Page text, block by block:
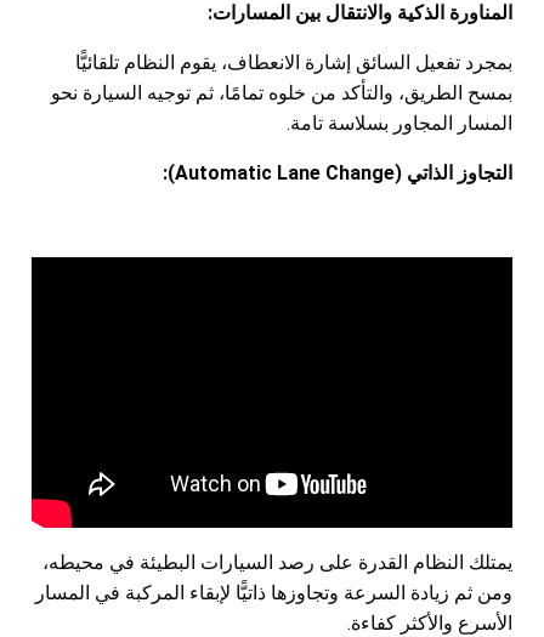
المناورة الذكية والانتقال بين المسارات:
بمجرد تفعيل السائق إشارة الانعطاف، يقوم النظام تلقائيًّا
بمسح الطريق، والتأكد من خلوه تمامًا، ثم توجيه السيارة نحو
المسار المجاور بسلاسة تامة.
التجاوز الذاتي (Automatic Lane Change):
يمتلك النظام القدرة على رصد السيارات البطيئة في محيطه،
ومن ثم زيادة السرعة وتجاوزها ذاتيًّا لإبقاء المركبة في المسار
الأسرع والأكثر كفاءة.